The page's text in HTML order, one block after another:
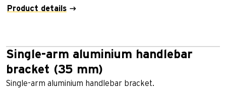
Product details
Single-arm aluminium handlebar
bracket (35 mm)
Single-arm aluminium handlebar bracket.